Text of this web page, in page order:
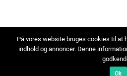
På vores website bruges cookies til
indhold og annoncer. Denne
Ok